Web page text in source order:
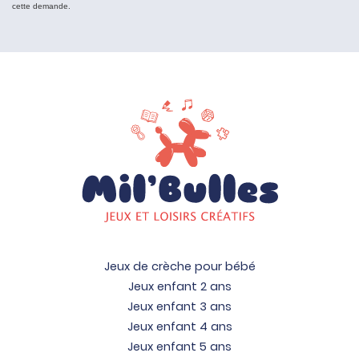
cette demande.
Jeux de crèche pour bébé
Jeux enfant 2 ans
Jeux enfant 3 ans
Jeux enfant 4 ans
Jeux enfant 5 ans